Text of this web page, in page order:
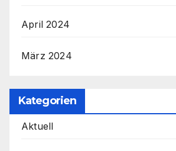
April 2024
März 2024
Kategorien
Aktuell